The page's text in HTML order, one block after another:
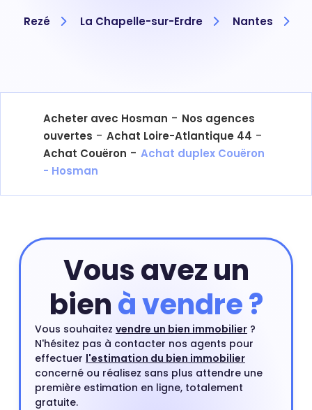
Rezé
La Chapelle-sur-Erdre Nantes
Acheter avec Hosman - Nos agences
ouvertes - Achat Loire-Atlantique 44 -
Achat Couëron - Achat duplex Couëron
- Hosman
Vous avez un
bienà vendre ?
Vous souhaitez vendre un bien immobilier ?
N'hésitez pas à contacter nos agents pour
effectuer l'estimation du bien immobilier
concerné ou réalisez sans plus attendre une
première estimation en ligne, totalement
gratuite.